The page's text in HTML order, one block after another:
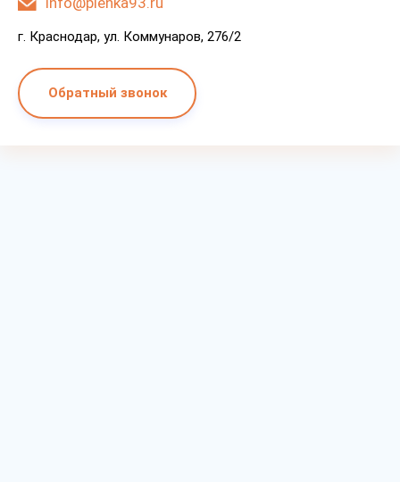
г. Краснодар, ул. Коммунаров, 276/2
Обратный звонок